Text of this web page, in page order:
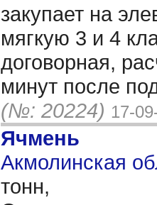
закупает на
мягкую 3 и 4
договорная,
минут после
(№: 20224) 17-
Ячмень
Акмолинская
тонн,